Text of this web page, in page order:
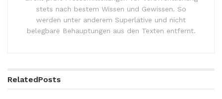
stets nach bestem Wissen und Gewissen. So
werden unter anderem Superlative und nicht
belegbare Behauptungen aus den Texten entfernt.
RelatedPosts